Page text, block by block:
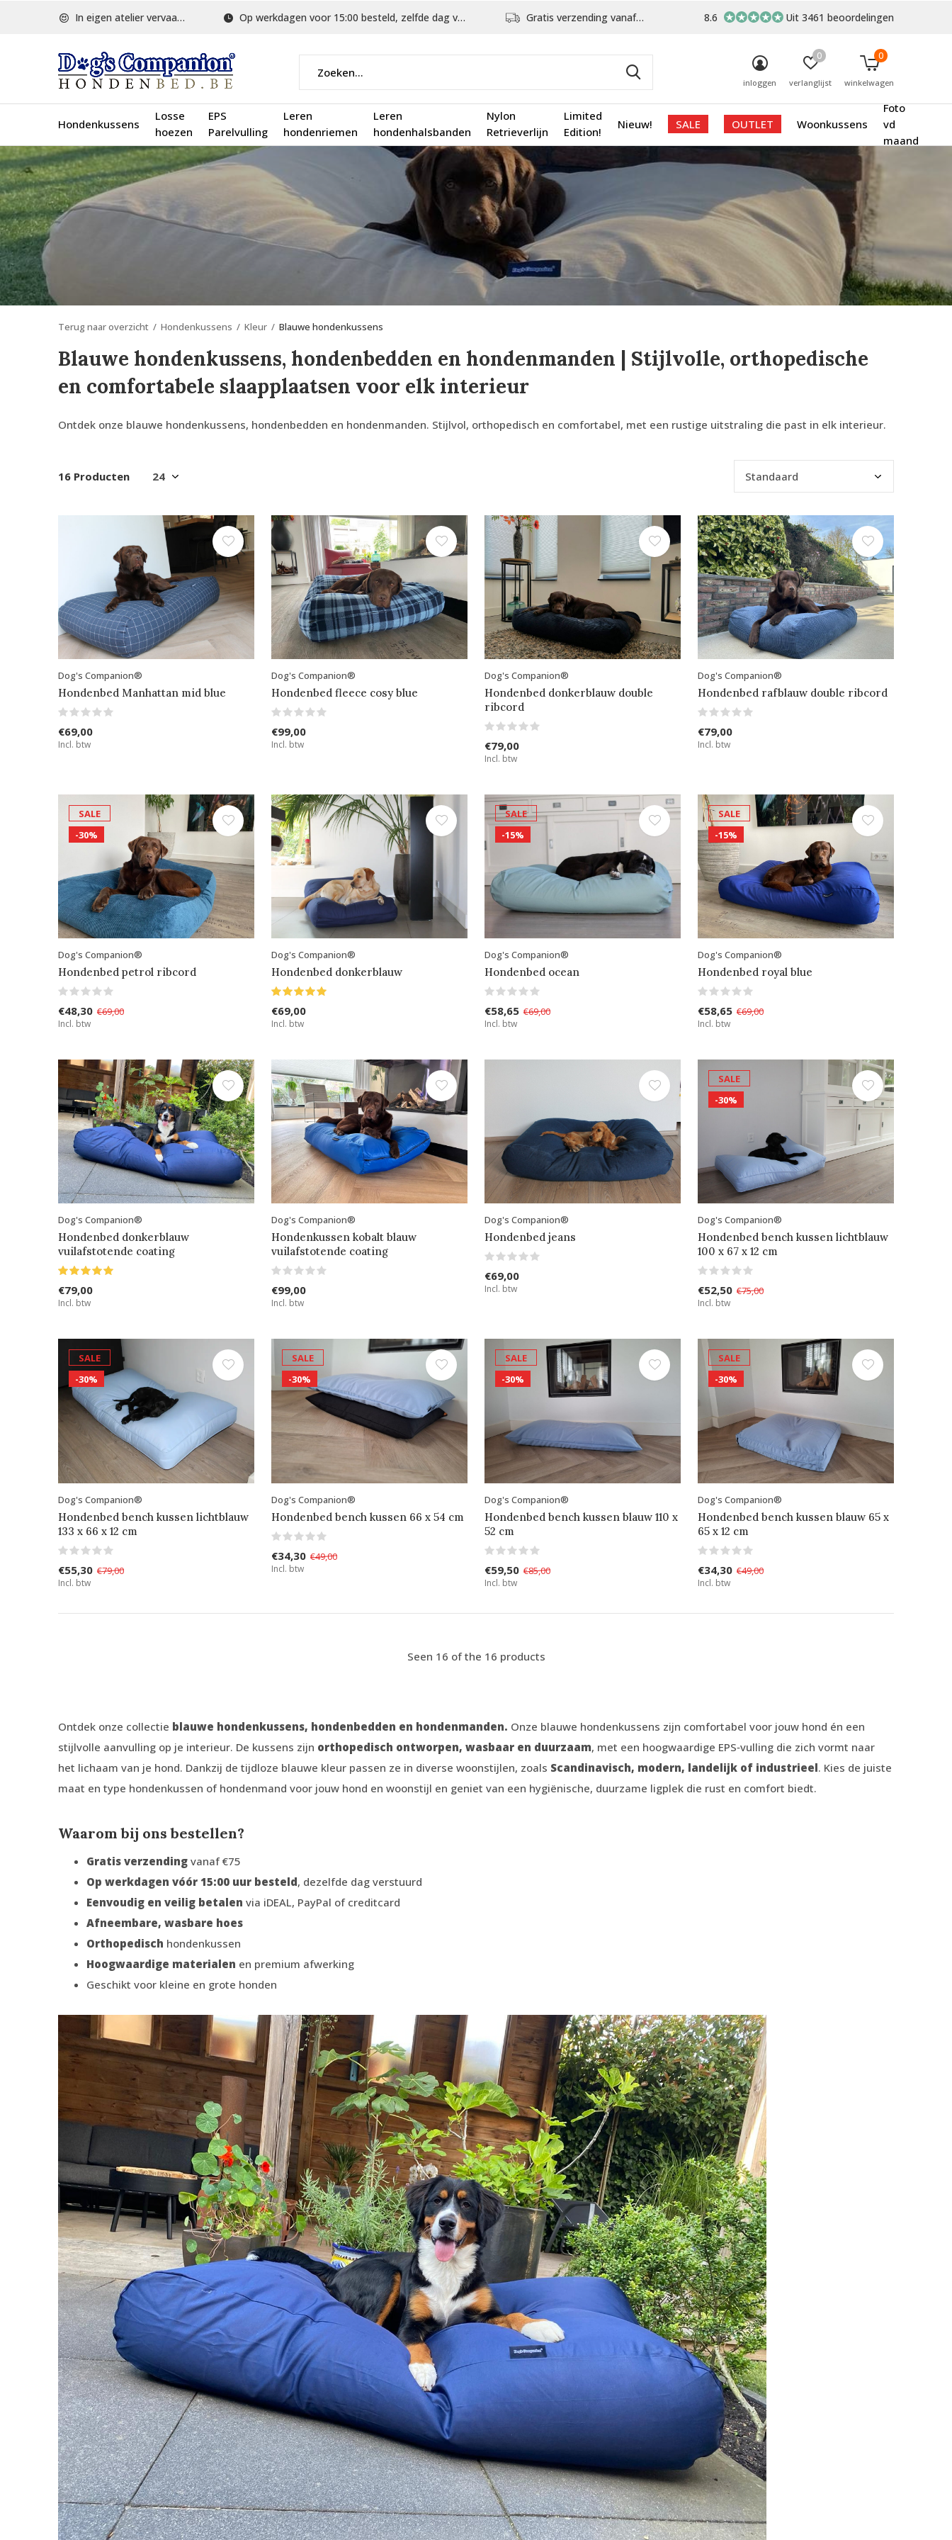
Hondenkussens
Losse
hoezen
EPS
Parelvulling
Leren
hondenriemen
Leren
hondenhalsbanden
Nylon
Retrieverlijn
Limited
Edition!
Nieuw! SALE OUTLET Woonkussens
Foto
vd
maand
inloggen verlanglijst
0
winkelwagen
0
In eigen atelier vervaardigd Op werkdagen voor 15:00 besteld, zelfde dag verstuurd Gratis verzending vanaf €75,- 8.6 Uit 3461 beoordelingen
Terug naar overzicht Hondenkussens Kleur Blauwe hondenkussens
Blauwe hondenkussens, hondenbedden en hondenmanden | Stijlvolle, orthopedische
en comfortabele slaapplaatsen voor elk interieur
Ontdek onze blauwe hondenkussens, hondenbedden en hondenmanden. Stijlvol, orthopedisch en comfortabel, met een rustige uitstraling die past in elk interieur.
16 Producten
Dog's Companion®
Hondenbed Manhattan mid blue
€69,00
Incl. btw
Dog's Companion®
Hondenbed fleece cosy blue
€99,00
Incl. btw
Dog's Companion®
Hondenbed donkerblauw double
ribcord
€79,00
Incl. btw
Dog's Companion®
Hondenbed rafblauw double ribcord
€79,00
Incl. btw
SALE
-30%
Dog's Companion®
Hondenbed petrol ribcord
€48,30 €69,00
Incl. btw
Dog's Companion®
Hondenbed donkerblauw
€69,00
Incl. btw
SALE
-15%
Dog's Companion®
Hondenbed ocean
€58,65 €69,00
Incl. btw
SALE
-15%
Dog's Companion®
Hondenbed royal blue
€58,65 €69,00
Incl. btw
Dog's Companion®
Hondenbed donkerblauw
vuilafstotende coating
€79,00
Incl. btw
Dog's Companion®
Hondenkussen kobalt blauw
vuilafstotende coating
€99,00
Incl. btw
Dog's Companion®
Hondenbed jeans
€69,00
Incl. btw
SALE
-30%
Dog's Companion®
Hondenbed bench kussen lichtblauw
100 x 67 x 12 cm
€52,50 €75,00
Incl. btw
SALE
-30%
Dog's Companion®
Hondenbed bench kussen lichtblauw
133 x 66 x 12 cm
€55,30 €79,00
Incl. btw
SALE
-30%
Dog's Companion®
Hondenbed bench kussen 66 x 54 cm
€34,30 €49,00
Incl. btw
SALE
-30%
Dog's Companion®
Hondenbed bench kussen blauw 110 x
52 cm
€59,50 €85,00
Incl. btw
SALE
-30%
Dog's Companion®
Hondenbed bench kussen blauw 65 x
65 x 12 cm
€34,30 €49,00
Incl. btw
Seen 16 of the 16 products
Ontdek onze collectie blauwe hondenkussens, hondenbedden en hondenmanden. Onze blauwe hondenkussens zijn comfortabel voor jouw hond én een
stijlvolle aanvulling op je interieur. De kussens zijn orthopedisch ontworpen, wasbaar en duurzaam, met een hoogwaardige EPS‑vulling die zich vormt naar
het lichaam van je hond. Dankzij de tijdloze blauwe kleur passen ze in diverse woonstijlen, zoals Scandinavisch, modern, landelijk of industrieel. Kies de juiste
maat en type hondenkussen of hondenmand voor jouw hond en woonstijl en geniet van een hygiënische, duurzame ligplek die rust en comfort biedt.
Waarom bij ons bestellen?
Gratis verzending vanaf €75
Op werkdagen vóór 15:00 uur besteld, dezelfde dag verstuurd
Eenvoudig en veilig betalen via iDEAL, PayPal of creditcard
Afneembare, wasbare hoes
Orthopedisch hondenkussen
Hoogwaardige materialen en premium afwerking
Geschikt voor kleine en grote honden